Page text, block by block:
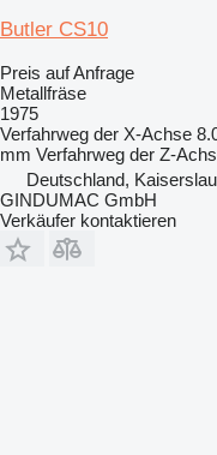
Butler CS10
Preis auf Anfrage
Metallfräse
1975
Verfahrweg der X-Achse
mm Verfahrweg der Z-
Deutschland,
GINDUMAC GmbH
Verkäufer kontaktieren